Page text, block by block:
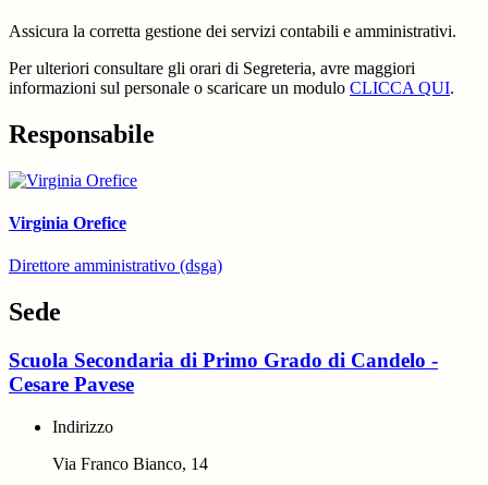
Assicura la corretta gestione dei servizi contabili e amministrativi.
Per ulteriori consultare gli orari di Segreteria, avre maggiori
informazioni sul personale o scaricare un modulo CLICCA QUI.
Responsabile
Virginia Orefice
Direttore amministrativo (dsga)
Sede
Scuola Secondaria di Primo Grado di Candelo -
Cesare Pavese
Indirizzo
Via Franco Bianco, 14